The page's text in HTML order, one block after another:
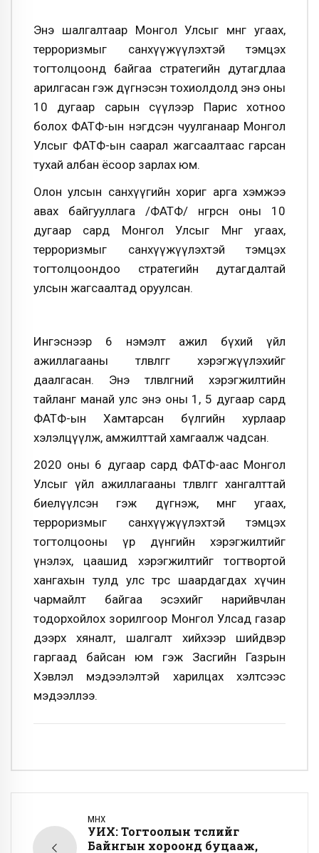
Энэ шалгалтаар Монгол Улсыг мөнгө угаах,
терроризмыг санхүүжүүлэхтэй тэмцэх
тогтолцоонд байгаа стратегийн дутагдлаа
арилгасан гэж дүгнэсэн тохиолдолд энэ оны
10 дугаар сарын сүүлээр Парис хотноо
болох ФАТФ-ын нэгдсэн чуулганаар Монгол
Улсыг ФАТФ-ын саарал жагсаалтаас гарсан
тухай албан ёсоор зарлах юм.
Олон улсын санхүүгийн хориг арга хэмжээ
авах байгууллага /ФАТФ/ өнгөрсөн оны 10
дугаар сард Монгол Улсыг Мөнгө угаах,
терроризмыг санхүүжүүлэхтэй тэмцэх
тогтолцоондоо стратегийн дутагдалтай
улсын жагсаалтад оруулсан.
Ингэснээр 6 нэмэлт ажил бүхий үйл
ажиллагааны төлөвлөгөөг хэрэгжүүлэхийг
даалгасан. Энэ төлөвлөгөөний хэрэгжилтийн
тайланг манай улс энэ оны 1, 5 дугаар сард
ФАТФ-ын Хамтарсан бүлгийн хурлаар
хэлэлцүүлж, амжилттай хамгаалж чадсан.
2020 оны 6 дугаар сард ФАТФ-аас Монгол
Улсыг үйл ажиллагааны төлөвлөгөөгөө хангалттай
биелүүлсэн гэж дүгнэж, мөнгө угаах,
терроризмыг санхүүжүүлэхтэй тэмцэх
тогтолцооны үр дүнгийн хэрэгжилтийг
үнэлэх, цаашид хэрэгжилтийг тогтвортой
хангахын тулд улс төрөөс шаардагдах хүчин
чармайлт байгаа эсэхийг нарийвчлан
тодорхойлох зорилгоор Монгол Улсад газар
дээрх хяналт, шалгалт хийхээр шийдвэр
гаргаад байсан юм гэж Засгийн Газрын
Хэвлэл мэдээлэлтэй харилцах хэлтсээс
мэдээллээ.
ӨМНӨХ
УИХ: Тогтоолын төслийг
Байнгын хороонд буцааж,